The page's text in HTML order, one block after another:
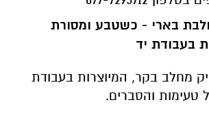
מחלב בקר, המיוצרות בעבודת
טעימות והסברים.
בארי